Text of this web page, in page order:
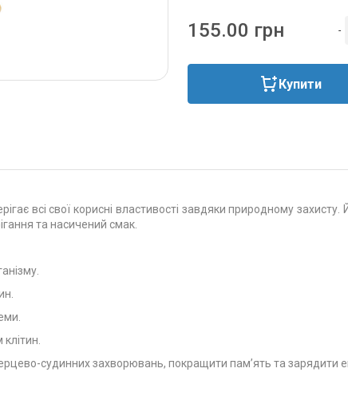
155.00 грн -
Купити
всі свої корисні властивості завдяки природному
та насичений смак.
судинних захворювань, покращити пам’ять та зарядити